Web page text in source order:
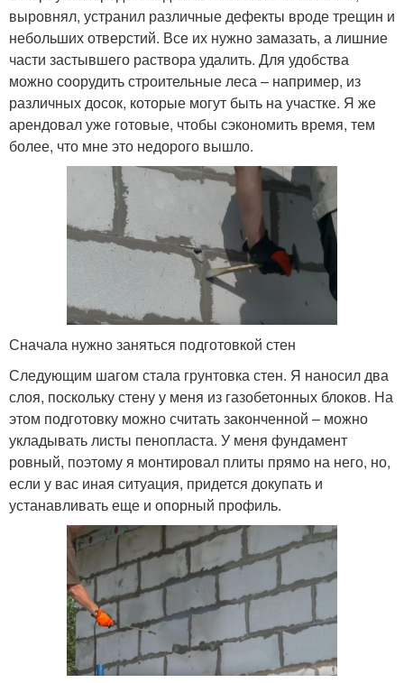
выровнял, устранил различные дефекты вроде трещин и
небольших отверстий. Все их нужно замазать, а лишние
части застывшего раствора удалить. Для удобства
можно соорудить строительные леса – например, из
различных досок, которые могут быть на участке. Я же
арендовал уже готовые, чтобы сэкономить время, тем
более, что мне это недорого вышло.
Сначала нужно заняться подготовкой стен
Следующим шагом стала грунтовка стен. Я наносил два
слоя, поскольку стену у меня из газобетонных блоков. На
этом подготовку можно считать законченной – можно
укладывать листы пенопласта. У меня фундамент
ровный, поэтому я монтировал плиты прямо на него, но,
если у вас иная ситуация, придется докупать и
устанавливать еще и опорный профиль.